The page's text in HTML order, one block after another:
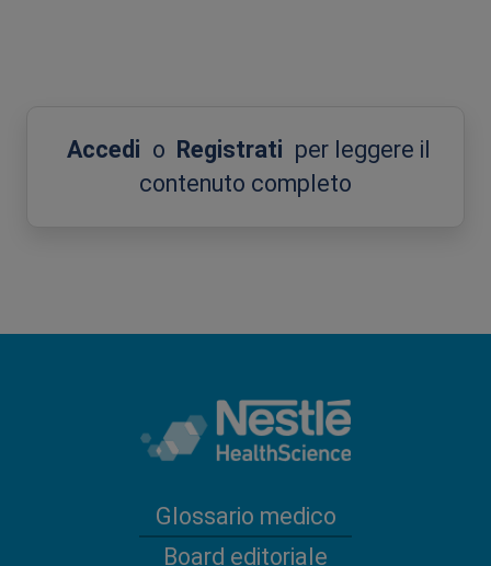
Accedi o Registrati per leggere il
contenuto completo
Glossario medico
Board editoriale